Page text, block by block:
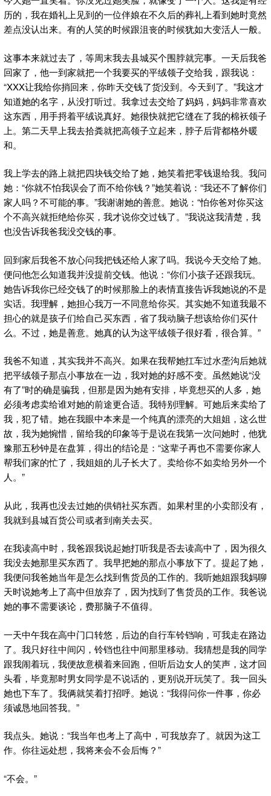
历的，我在婚礼上见到的一位伴娘在不久后的葬礼上看到她时竟然
差点没认出来。有的人笑的时候跟沮丧的时候犹如大变活人一般。
这事本来就过去了，等周末我去县城买个围脖就完事。一天后我爸
回家了，他一到家就把一个我要买的平绒领子交给我，跟我说：
“XXX让我给你捎回来，你昨天交钱了货没到。今天到了。”我这才
知道她的名字，从没打听过。我拿过去交给了妈妈，妈妈非常喜欢
这东西，用手捋着平绒说真好。她很快就把它缝在了我的棉袄领子
上。第二天早上我去拾粪就把高领子立起来，脖子后背都格外暖
和。
我上学去的路上就把四块钱交给了她，她笑着把零钱退给我。我问
她：“你就不怕我误会了而不给你钱？”她笑着说：“我还不了解你们
家人吗？不可能的事。”我谢谢她的善意。她说：“怕你爸对你买这
个不高兴就拒绝给你买，我才说你交过钱了。”我说这我清楚，我
也没告诉我爸我没交钱的事。
回到家后我爸不放心问我把钱还给人家了吗。我说今天交给了她。
便问他怎么知道我并没提前交钱。他说：“你们小孩子还跟我玩。
她告诉我你已经交钱了的时候那脸上的表情直接告诉我她说的不是
实话。我理解，她担心我万一不同意给你买。其实她不知道我最不
担心的就是孩子们给自己买东西，省了我动脑子想该给你们买什
么。不过，她是善意。她真的认为这平绒领子很好看，很合算。”
我爸不知道，其实我并不高兴。如果在我帮她扛车过水垄沟后她就
把平绒领子那点小事放在一边，我对她的好感不变。虽然她说“没
有了”时的确是骗我，但那是因为她有安排，毕竟想买的人多，她
必须考虑卖给谁对她的前途更合适。我特别理解。可她后来卖给了
我，犯了错。她在我眼中本来是一个纯真的漂亮的大姐姐，这么世
故，我为她惋惜，留给我的印象等于是说在我第一次问她时，他犹
豫那五秒钟是在盘算，得出的结论是：“这辈子再也不需要你家人
帮我们家的忙了，我姐姐的儿子长大了。卖给你不如卖给另外一个
人。”
从此，我再也没去过她的供销社买东西。如果村里的小卖部没有，
我就到县城百货公司或者到南关去买。
在我读高中时，我爸跟我说起她打听我是否去读高中了，因为很久
我没去她那里买东西了。我早把她的那点小事放下了。提起了她，
我便问我爸她当年是怎么找到售货员的工作的。我听她姐跟我妈聊
天时说她考上了高中但放弃了，因为找到了售货员的工作。我爸说
她的事不需要谈论，费那脑子不值得。
一天中午我在高中门口转悠，后边的自行车铃铛响，可我走在路边
了。我只好往中间闪，铃铛也往中间那里移动。我猜想是我的同学
跟我闹着玩，我便故意横着来回跑，但听后边女人的笑声，这才回
头看，毕竟那时男女同学是不说话的，更别说开玩笑了。我一回头
她也下车了。我俩就笑着打招呼。她说：“我得问你一件事，你必
须诚恳地回答我。”
我点头。她说：“我当年也考上了高中，可我放弃了。就因为这工
作。你往远处想，我将来会不会后悔？”
“不会。”